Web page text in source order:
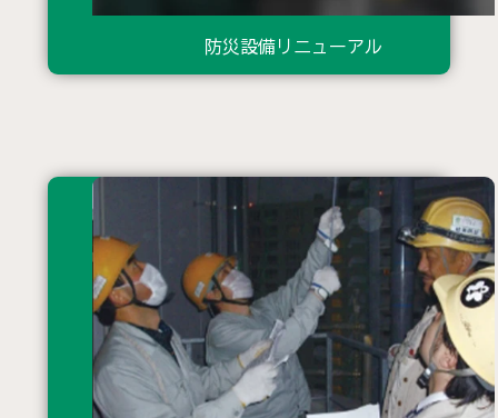
防災設備リニューアル